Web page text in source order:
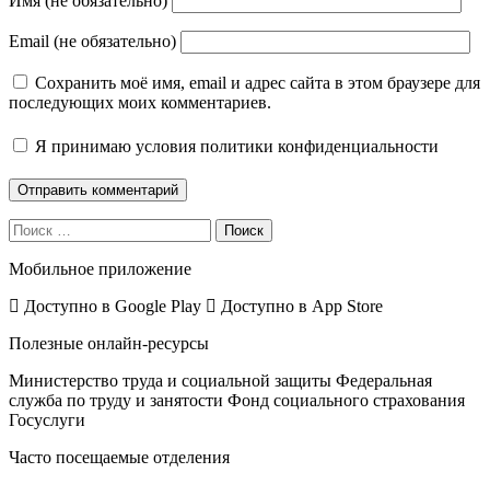
Email (не обязательно)
Сохранить моё имя, email и адрес сайта в этом браузере для
последующих моих комментариев.
Я принимаю условия политики конфиденциальности
Поиск
Мобильное приложение
Доступно в Google Play Доступно в App Store
Полезные онлайн-ресурсы
Министерство труда и социальной защиты Федеральная
служба по труду и занятости Фонд социального страхования
Госуслуги
Часто посещаемые отделения